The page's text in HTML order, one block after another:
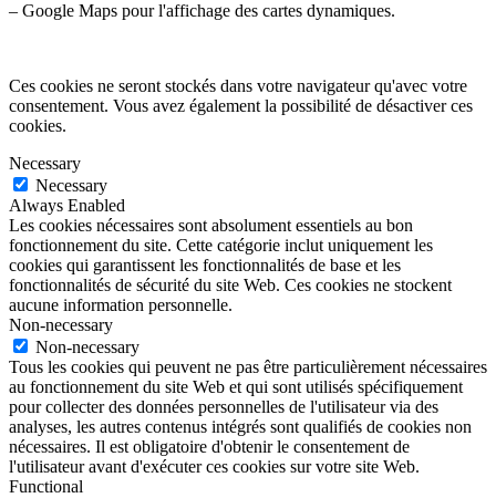
– Google Maps pour l'affichage des cartes dynamiques.
Ces cookies ne seront stockés dans votre navigateur qu'avec votre
consentement. Vous avez également la possibilité de désactiver ces
cookies.
Necessary
Necessary
Always Enabled
Les cookies nécessaires sont absolument essentiels au bon
fonctionnement du site. Cette catégorie inclut uniquement les
cookies qui garantissent les fonctionnalités de base et les
fonctionnalités de sécurité du site Web. Ces cookies ne stockent
aucune information personnelle.
Non-necessary
Non-necessary
Tous les cookies qui peuvent ne pas être particulièrement nécessaires
au fonctionnement du site Web et qui sont utilisés spécifiquement
pour collecter des données personnelles de l'utilisateur via des
analyses, les autres contenus intégrés sont qualifiés de cookies non
nécessaires. Il est obligatoire d'obtenir le consentement de
l'utilisateur avant d'exécuter ces cookies sur votre site Web.
Functional